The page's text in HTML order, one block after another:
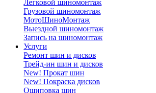
Легковой шиномонтаж
Грузовой шиномонтаж
МотоШиноМонтаж
Выездной шиномонтаж
Запись на шиномонтаж
Услуги
Ремонт шин и дисков
Трейд-ин шин и дисков
New! Прокат шин
New! Покраска дисков
Ошиповка шин